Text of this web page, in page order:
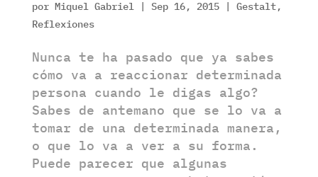
por Miquel Gabriel | Sep 16, 2015| Gestalt,
Reflexiones
Nunca te ha pasado que ya sabes
cómo va a reaccionar determinada
persona cuando le digas algo?
Sabes de antemano que se lo va a
tomar de una determinada manera,
o que lo va a ver a su forma.
Puede parecer que algunas